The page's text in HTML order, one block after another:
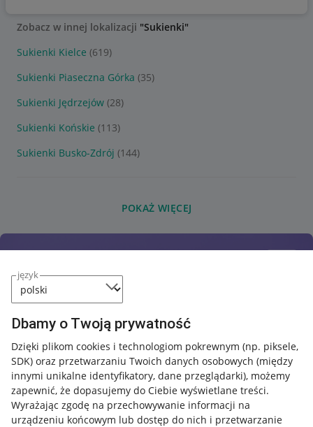
język
Dbamy o Twoją prywatność
Dzięki plikom cookies i technologiom pokrewnym (np. piksele,
SDK) oraz przetwarzaniu Twoich danych osobowych (między
innymi unikalne identyfikatory, dane przeglądarki), możemy
zapewnić, że dopasujemy do Ciebie wyświetlane treści.
Wyrażając zgodę na przechowywanie informacji na
urządzeniu końcowym lub dostęp do nich i przetwarzanie
Zobacz w innej lokalizacji "Sukienki"
Sukienki Kielce (619)
Sukienki Piaseczna Górka (35)
Sukienki Jędrzejów (28)
Sukienki Końskie (113)
Sukienki Busko-Zdrój (144)
POKAŻ WIĘCEJ